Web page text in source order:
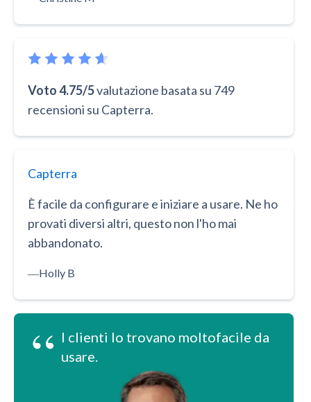
Voto 4.75/5valutazione basata su 749
recensioni su Capterra.
Capterra
È facile da configurare e iniziare a usare. Ne ho
provati diversi altri, questo non l'ho mai
abbandonato.
―Holly B
“ I clienti lo trovano moltofacile da
usare.